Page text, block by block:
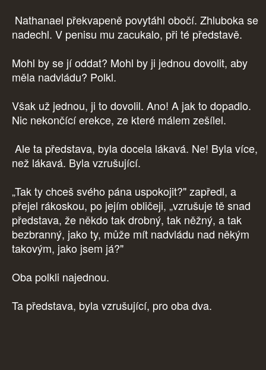
Nathanael překvapeně povytáhl obočí. Zhluboka se
nadechl. V penisu mu zacukalo, při té představě.
Mohl by se jí oddat? Mohl by ji jednou dovolit, aby
měla nadvládu? Polkl.
Však už jednou, ji to dovolil. Ano! A jak to dopadlo.
Nic nekončící erekce, ze které málem zešílel.
Ale ta představa, byla docela lákavá. Ne! Byla více,
než lákavá. Byla vzrušující.
„Tak ty chceš svého pána uspokojit?" zapředl, a
přejel rákoskou, po jejím obličeji, „vzrušuje tě snad
představa, že někdo tak drobný, tak něžný, a tak
bezbranný, jako ty, může mít nadvládu nad někým
takovým, jako jsem já?"
Oba polkli najednou.
Ta představa, byla vzrušující, pro oba dva.